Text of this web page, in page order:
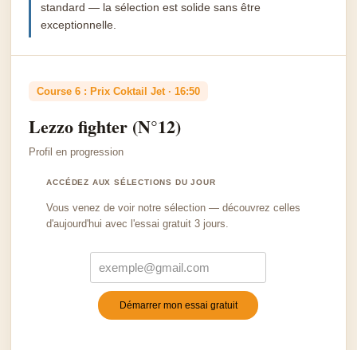
standard — la sélection est solide sans être
exceptionnelle.
Course 6 : Prix Coktail Jet · 16:50
Lezzo fighter (N°12)
Profil en progression
ACCÉDEZ AUX SÉLECTIONS DU JOUR
Vous venez de voir notre sélection — découvrez celles
d'aujourd'hui avec l'essai gratuit 3 jours.
Démarrer mon essai gratuit